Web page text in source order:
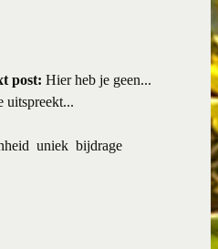
post: Hier heb je geen...
uitspreekt...
uniek bijdrage